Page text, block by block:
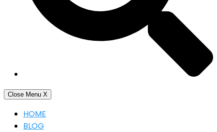
Close Menu X
HOME
BLOG